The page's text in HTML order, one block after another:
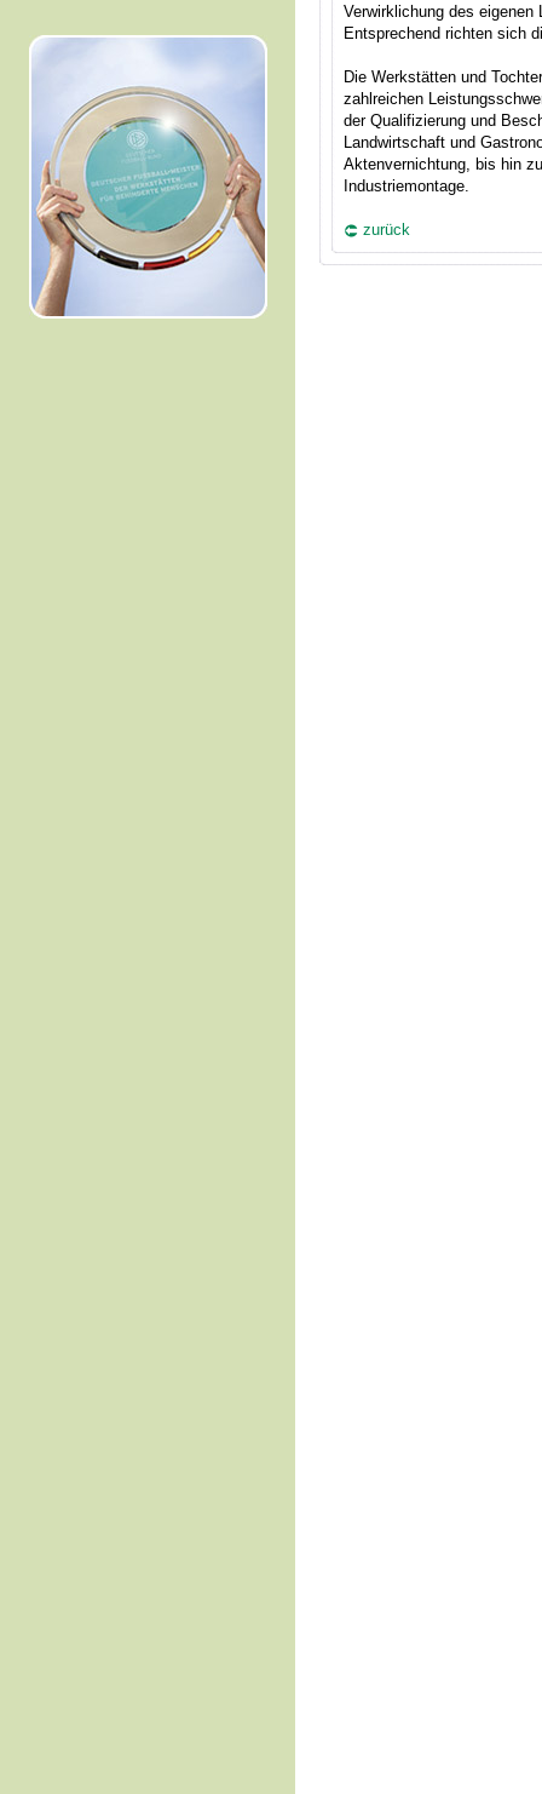
Verwirklichung des eigenen
Entsprechend richten sich
Die Werkstätten und
zahlreichen
der Qualifizierung und
Landwirtschaft und
Aktenvernichtung, bis hin
Industriemontage.
zurück